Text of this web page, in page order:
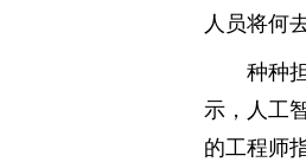
人员将何
种种
示，人工
的工程师